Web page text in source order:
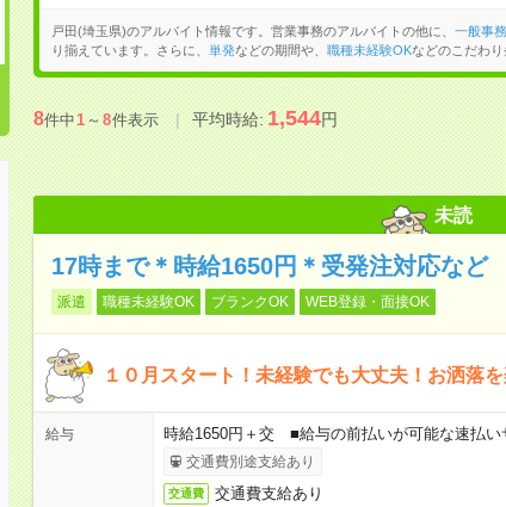
戸田(埼玉県)のアルバイト情報です。営業事務のアルバイトの他に、 一般事務
り揃えています。さらに、
単発などの期間や、 職種未経験OKなどのこだわり
8件中1～8件表示 平均時給:1,544円
未読
17時まで＊時給1650円＊受発注対応など
派遣 職種未経験OK ブランクOK WEB登録・面接OK
１０月スタート！未経験でも大丈夫！お洒落
給与 時給1650円＋交 ■給与の前払いが可能な速払い
交通費別途支給あり
交通費 交通費支給あり